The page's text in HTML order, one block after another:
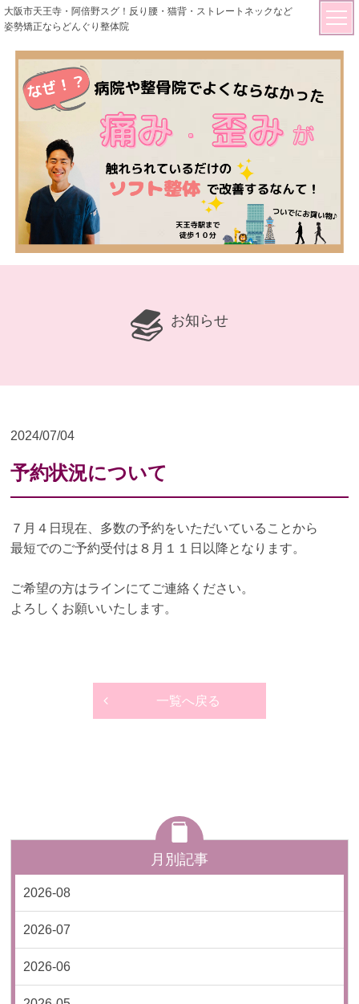
大阪市天王寺・阿倍野スグ！反り腰・猫背・ストレートネックなど
姿勢矯正ならどんぐり整体院
お知らせ
2024/07/04
予約状況について
７月４日現在、多数の予約をいただいていることから
最短でのご予約受付は８月１１日以降となります。
ご希望の方はラインにてご連絡ください。
よろしくお願いいたします。
一覧へ戻る
月別記事
2026-08
2026-07
2026-06